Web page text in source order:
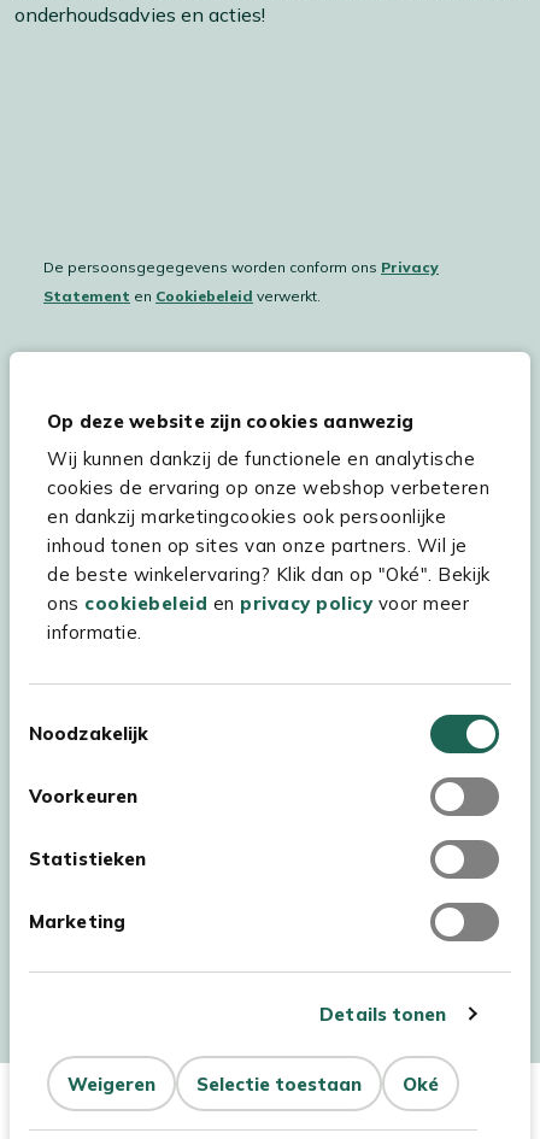
Op deze website zijn cookies aanwezig
Wij kunnen dankzij de functionele en analytische
cookies de ervaring op onze webshop verbeteren
en dankzij marketingcookies ook persoonlijke
inhoud tonen op sites van onze partners. Wil je
de beste winkelervaring? Klik dan op "Oké". Bekijk
ons cookiebeleid en privacy policyvoor meer
informatie.
Noodzakelijk
Voorkeuren
Statistieken
Marketing
Details tonen
Oké
Selectie toestaan
Weigeren
Aantal
In Winkelwagen
onderhoudsadvies en acties!
De persoonsgegegevens worden conform ons Privacy
Statement en Cookiebeleid verwerkt.
Hulp & service
Assortiment
Kees Smit Tuinmeubelen
Experience Stores XXL